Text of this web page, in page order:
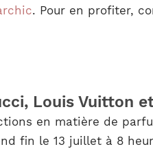
. Pour en profiter,
Louis Vuitton
en matière de
fin le 13 juillet à 8